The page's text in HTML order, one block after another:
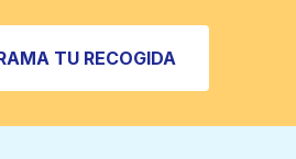
TU RECOGIDA